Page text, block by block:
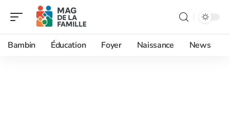
Bambin Éducation Foyer Naissance News